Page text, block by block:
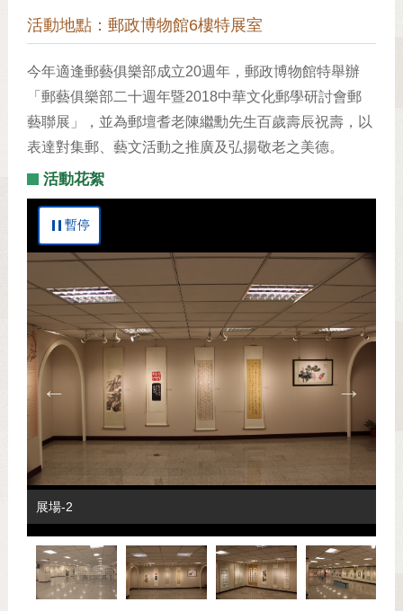
活動地點：郵政博物館6樓特展室
今年適逢郵藝俱樂部成立20週年，郵政博物館特舉辦
「郵藝俱樂部二十週年暨2018中華文化郵學研討會郵
藝聯展」，並為郵壇耆老陳繼勳先生百歲壽辰祝壽，以
表達對集郵、藝文活動之推廣及弘揚敬老之美德。
活動花絮
暫停
展場-1
展場-2
展場-3
展場-4